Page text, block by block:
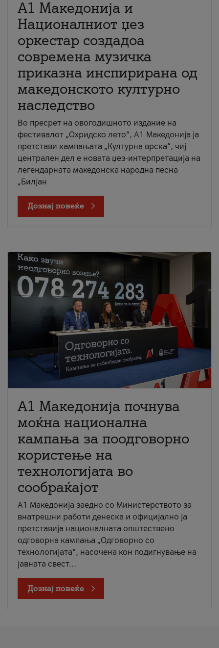
А1 Македонија и
Националниот џез
оркестар создадоа
современа музичка
приказна инспирирана од
македонското културно
наследство
Во пресрет на овогодишното издание на
фестивалот „Охридско лето“, А1 Македонија ја
претстави кампањата „Културна врска“, чиј
централен дел е новата џез-интерпретација на
легендарната македонска народна песна
„Билјан
Дознај повеќе
A1 Македонија почнува
моќна национална
кампања за поодговорно
користење на
технологијата во
сообраќајот
A1 Македонија заедно со Министерството за
внатрешни работи денеска и официјално ја
претставија националната општествено
одговорна кампања „Одговорно со
технологијата“, насочена кон подигнување на
јавната свест...
Дознај повеќе